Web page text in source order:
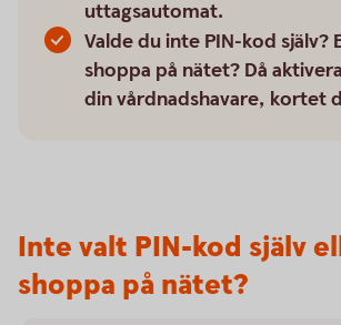
uttagsautomat.
Valde du inte PIN-kod själv?
shoppa på nätet? Då
din vårdnadshavare, kortet
Inte valt PIN-kod själv
shoppa på nätet?